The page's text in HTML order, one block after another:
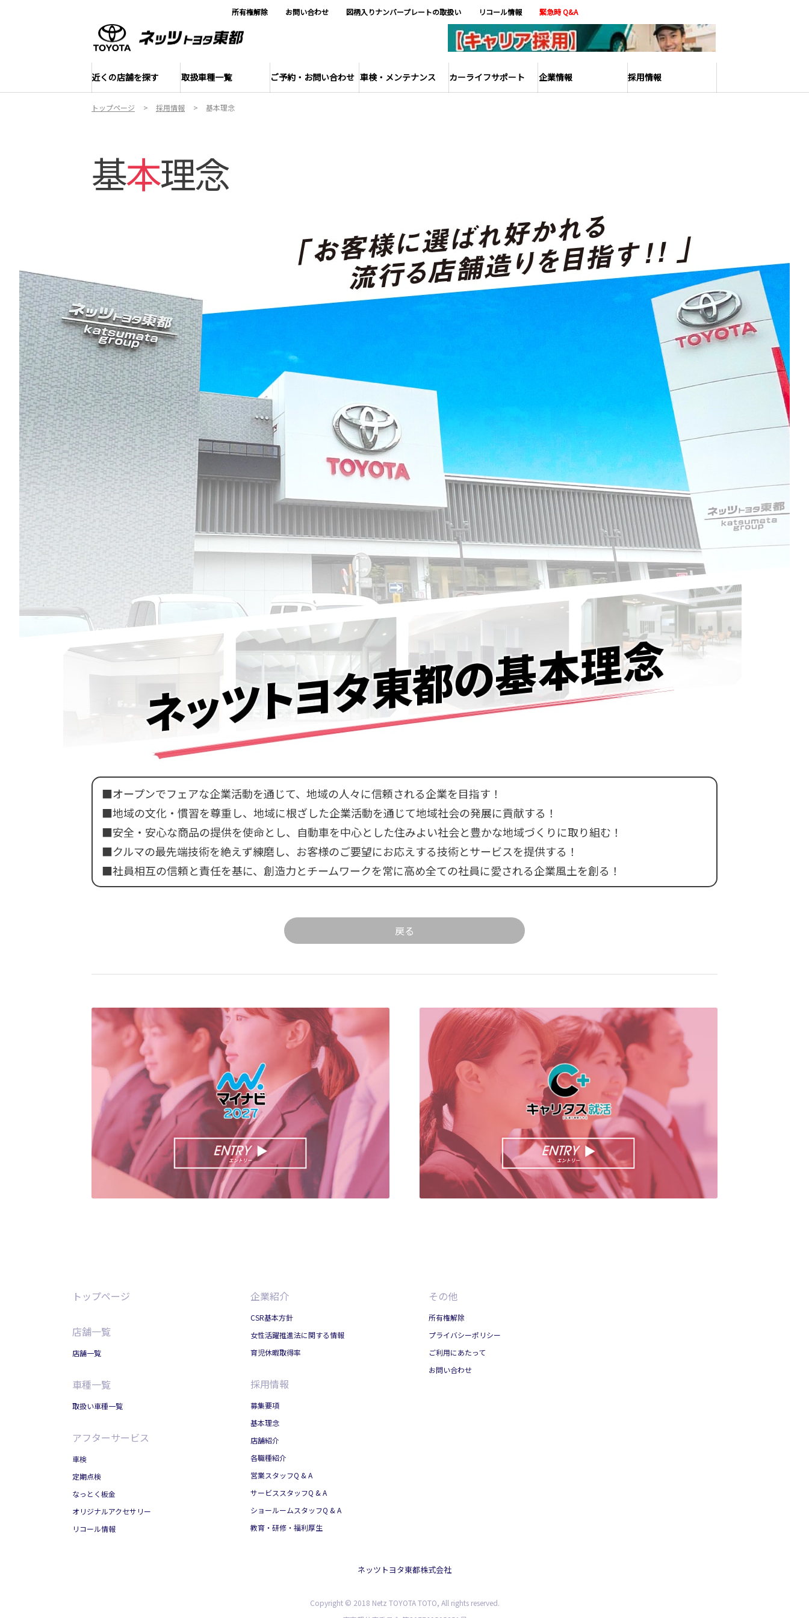
近くの店舗を探す 取扱車種一覧 ご予約・お問い合わせ 車検・メンテナンス カーライフサポート 企業情報 採用情報
所有権解除 お問い合わせ 図柄入りナンバープレートの取扱い リコール情報 緊急時 Q&A
トップページ 採用情報 基本理念
基本理念
■オープンでフェアな企業活動を通じて、地域の人々に信頼される企業を目指す！
■地域の文化・慣習を尊重し、地域に根ざした企業活動を通じて地域社会の発展に貢献する！
■安全・安心な商品の提供を使命とし、自動車を中心とした住みよい社会と豊かな地域づくりに取り組む！
■クルマの最先端技術を絶えず練磨し、お客様のご要望にお応えする技術とサービスを提供する！
■社員相互の信頼と責任を基に、創造力とチームワークを常に高め全ての社員に愛される企業風土を創る！
戻る
トップページ
店舗一覧
店舗一覧
車種一覧
取扱い車種一覧
アフターサービス
車検
定期点検
なっとく板金
オリジナルアクセサリー
リコール情報
企業紹介
CSR基本方針
女性活躍推進法に関する情報
育児休暇取得率
採用情報
募集要項
基本理念
店舗紹介
各職種紹介
営業スタッフQ & A
サービススタッフQ & A
ショールームスタッフQ & A
教育・研修・福利厚生
その他
所有権解除
プライバシーポリシー
ご利用にあたって
お問い合わせ
ネッツトヨタ東都株式会社
Copyright © 2018 Netz TOYOTA TOTO, All rights reserved.